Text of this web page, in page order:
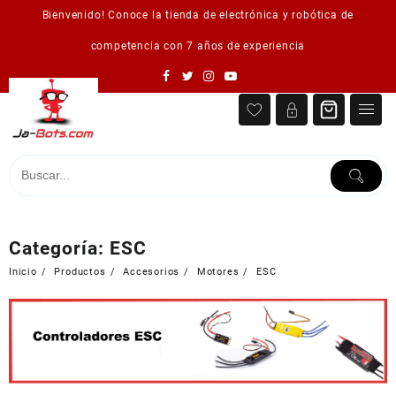
Bienvenido! Conoce la tienda de electrónica y robótica de
competencia con 7 años de experiencia
Categoría: ESC
Inicio Productos Accesorios Motores ESC